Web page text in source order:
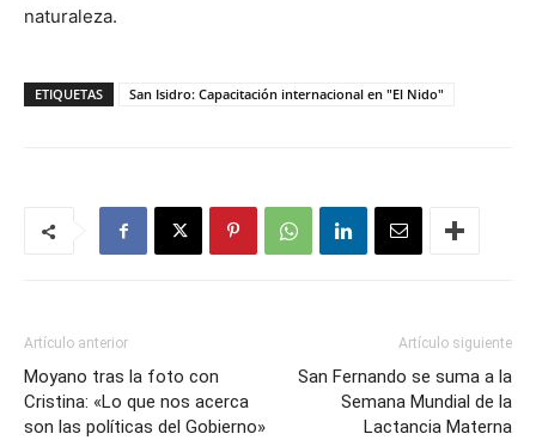
naturaleza.
ETIQUETAS San Isidro: Capacitación internacional en "El Nido"
Artículo anterior
Moyano tras la foto con
Cristina: «Lo que nos acerca
son las políticas del Gobierno»
Artículo siguiente
San Fernando se suma a la
Semana Mundial de la
Lactancia Materna